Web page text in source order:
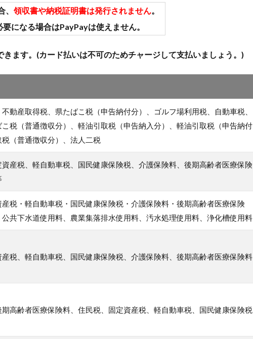
領収書や納税証明書は発行されません。
になる場合はPayPayは使えません。
きます。(カード払いは不可のためチャージして支払いましょう。)
動産取得税、県たばこ税（申告納付分）、ゴルフ場利用税、自動車税、
税（普通徴収分）、軽油引取税（申告納入分）、軽油引取税（申告納付
（普通徴収分）、法人二税
産税、軽自動車税、国民健康保険税、介護保険料、後期高齢者医療保険
税・軽自動車税・国民健康保険税・介護保険料・後期高齢者医療保険
共下水道使用料、農業集落排水使用料、汚水処理使用料、浄化槽使用料
税、軽自動車税、国民健康保険税、介護保険料、後期高齢者医療保険料
高齢者医療保険料、住民税、固定資産税、軽自動車税、国民健康保険税